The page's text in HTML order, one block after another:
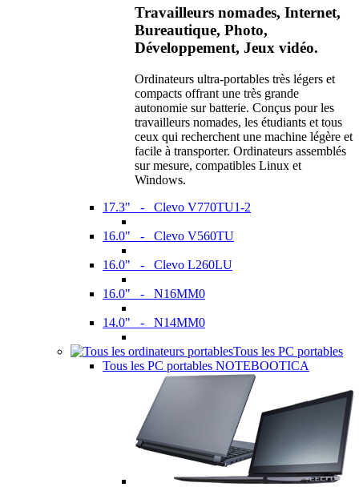
Travailleurs nomades, Internet,
Bureautique, Photo,
Développement, Jeux vidéo.
Ordinateurs ultra-portables très légers et
compacts offrant une très grande
autonomie sur batterie. Conçus pour les
travailleurs nomades, les étudiants et tous
ceux qui recherchent une machine légère et
facile à transporter. Ordinateurs assemblés
sur mesure, compatibles Linux et
Windows.
17.3" - Clevo V770TU1-2
16.0" - Clevo V560TU
16.0" - Clevo L260LU
16.0" - N16MM0
14.0" - N14MM0
Tous les PC portables
Tous les PC portables NOTEBOOTICA